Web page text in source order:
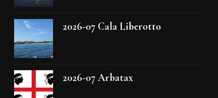
2026-07 Cala Liberotto
2026-07 Arbatax